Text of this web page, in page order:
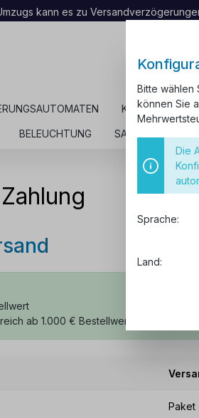
kann es zu
KABELKANAL
BELEUCHTUNG SALE
ab 1.000 € Bestellwert
Paket
Bitte wählen
können Sie
Die
Sprache:
Land: